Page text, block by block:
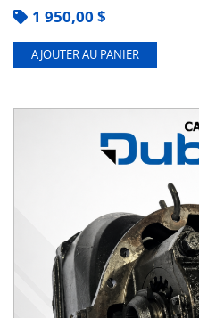
1 950,00 $
AJOUTER AU PANIER